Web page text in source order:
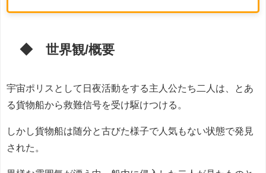
◆ 世界観/概要
宇宙ポリスとして日夜活動をする主人公たち二人は、とあ
る貨物船から救難信号を受け駆けつける。
しかし貨物船は随分と古びた様子で人気もない状態で発見
された。